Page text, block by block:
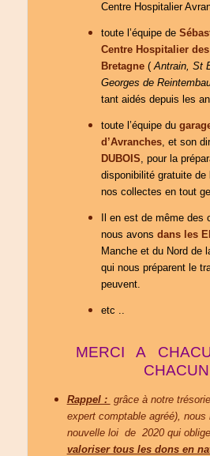
Centre Hospitalier
toute l’équipe de
Centre Hospitalier
Bretagne(Antrain, St
Georges de
tant aidés depuis les
toute l’équipe du
d’Avranches, et son
DUBOIS, pour la
disponibilité gratuite de
nos collectes en tout
Il en est de même des
nous avons dans les
Manche et du Nord de
qui nous préparent le
peuvent.
etc ..
MERCI A
CHACUN
Rappel : grâce à notre
expert comptable agréé), nous
nouvelle loi de 2020 qui
valoriser tous les dons en